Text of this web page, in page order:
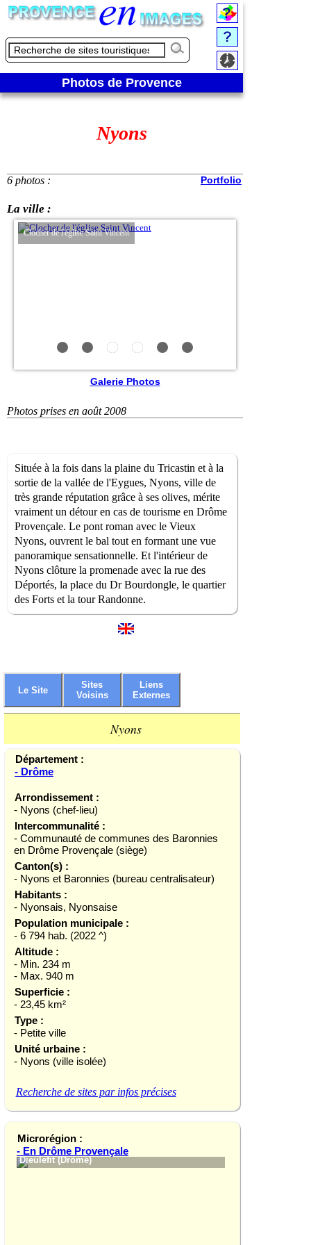
Photos de Provence
Nyons
6 photos : Portfolio
La ville :
Clocher de l'église Saint Vincent
Galerie Photos
Photos prises en août 2008
Située à la fois dans la plaine du Tricastin et à la
sortie de la vallée de l'Eygues, Nyons, ville de
très grande réputation grâce à ses olives, mérite
vraiment un détour en cas de tourisme en Drôme
Provençale. Le pont roman avec le Vieux
Nyons, ouvrent le bal tout en formant une vue
panoramique sensationnelle. Et l'intérieur de
Nyons clôture la promenade avec la rue des
Déportés, la place du Dr Bourdongle, le quartier
des Forts et la tour Randonne.
Le Site
Sites
Voisins
Liens
Externes
Nyons
Département :
- Drôme
Arrondissement :
- Nyons (chef-lieu)
Intercommunalité :
- Communauté de communes des Baronnies
en Drôme Provençale (siège)
Canton(s) :
- Nyons et Baronnies (bureau centralisateur)
Habitants :
- Nyonsais, Nyonsaise
Population municipale :
- 6 794 hab. (2022 ^)
Altitude :
- Min. 234 m
- Max. 940 m
Superficie :
- 23,45 km²
Type :
- Petite ville
Unité urbaine :
- Nyons (ville isolée)
Recherche de sites par infos précises
Microrégion :
- En Drôme Provençale
Dieulefit (Drôme)